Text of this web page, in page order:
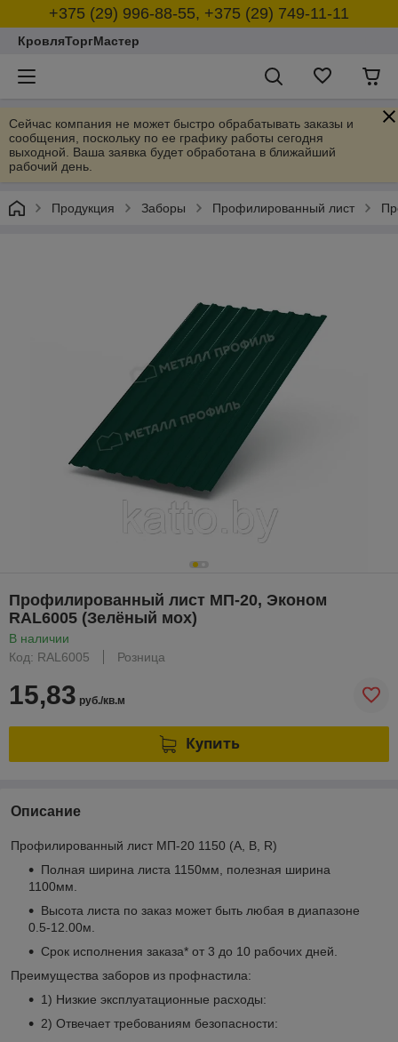
+375 (29) 996-88-55, +375 (29) 749-11-11
КровляТоргМастер
Сейчас компания не может быстро обрабатывать заказы и
сообщения, поскольку по ее графику работы сегодня
выходной. Ваша заявка будет обработана в ближайший
рабочий день.
Продукция Заборы Профилированный лист
Профилированный лист МП-20, Эконом
RAL6005 (Зелёный мох)
В наличии
Код: RAL6005
Розница
15,83 руб./кв.м
Купить
Описание
Профилированный лист МП-20 1150 (А, B, R)
Полная ширина листа 1150мм, полезная ширина
1100мм.
Высота листа по заказ может быть любая в диапазоне
0.5-12.00м.
Срок исполнения заказа* от 3 до 10 рабочих дней.
Преимущества заборов из профнастила:
1) Низкие эксплуатационные расходы:
2) Отвечает требованиям безопасности: